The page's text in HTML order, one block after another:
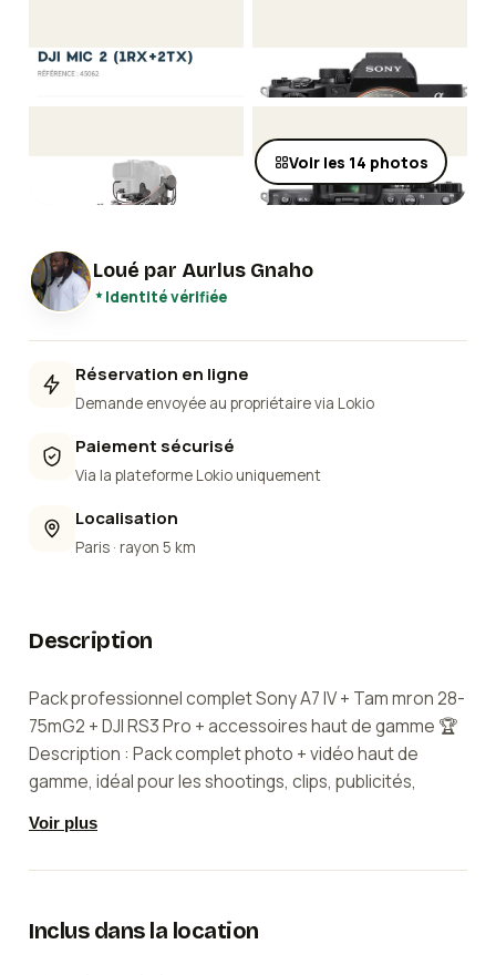
Voir les 14 photos
Loué par Aurlus Gnaho
Identité vérifiée
Réservation en ligne
Demande envoyée au propriétaire via Lokio
Paiement sécurisé
Via la plateforme Lokio uniquement
Localisation
Paris · rayon 5 km
Description
Pack professionnel complet Sony A7 IV + Tam mron 28-
75mG2 + DJI RS3 Pro + accessoires haut de gamme 🏆
Description : Pack complet photo + vidéo haut de
gamme, idéal pour les shootings, clips, publicités,
professionnels à Paris. Tout le matériel est neuf,
entretenu et testé avant chaque location. Avec ce set,
parfaite, un son professionnel, et une image ultra-
Voir plus
Inclus dans la location